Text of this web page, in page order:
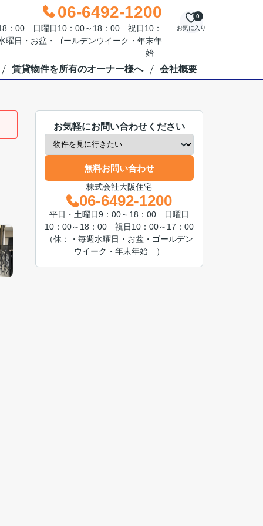
06-6492-1200
：00 日曜日10：00～18：00 祝日10：
日・お盆・ゴールデンウイーク・年末年
始
お気に入り
0
賃貸物件を所有のオーナー様へ 会社概要
お気軽にお問い合わせください
無料お問い合わせ
株式会社大阪住宅
06-6492-1200
平日・土曜日9：00～18：00 日曜日
10：00～18：00 祝日10：00～17：00
（休：・毎週水曜日・お盆・ゴールデン
ウイーク・年末年始 ）